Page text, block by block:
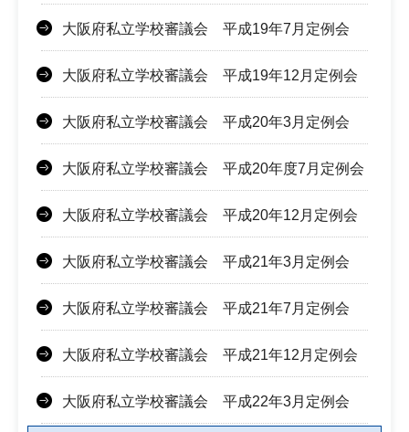
大阪府私立学校審議会 平成19年7月定例会
大阪府私立学校審議会 平成19年12月定例会
大阪府私立学校審議会 平成20年3月定例会
大阪府私立学校審議会 平成20年度7月定例会
大阪府私立学校審議会 平成20年12月定例会
大阪府私立学校審議会 平成21年3月定例会
大阪府私立学校審議会 平成21年7月定例会
大阪府私立学校審議会 平成21年12月定例会
大阪府私立学校審議会 平成22年3月定例会